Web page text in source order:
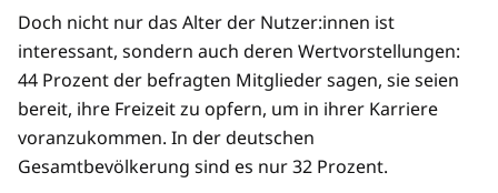
Doch nicht nur das Alter der Nutzer:innen ist
interessant, sondern auch deren Wertvorstellungen:
44 Prozent der befragten Mitglieder sagen, sie seien
bereit, ihre Freizeit zu opfern, um in ihrer Karriere
voranzukommen. In der deutschen
Gesamtbevölkerung sind es nur 32 Prozent.